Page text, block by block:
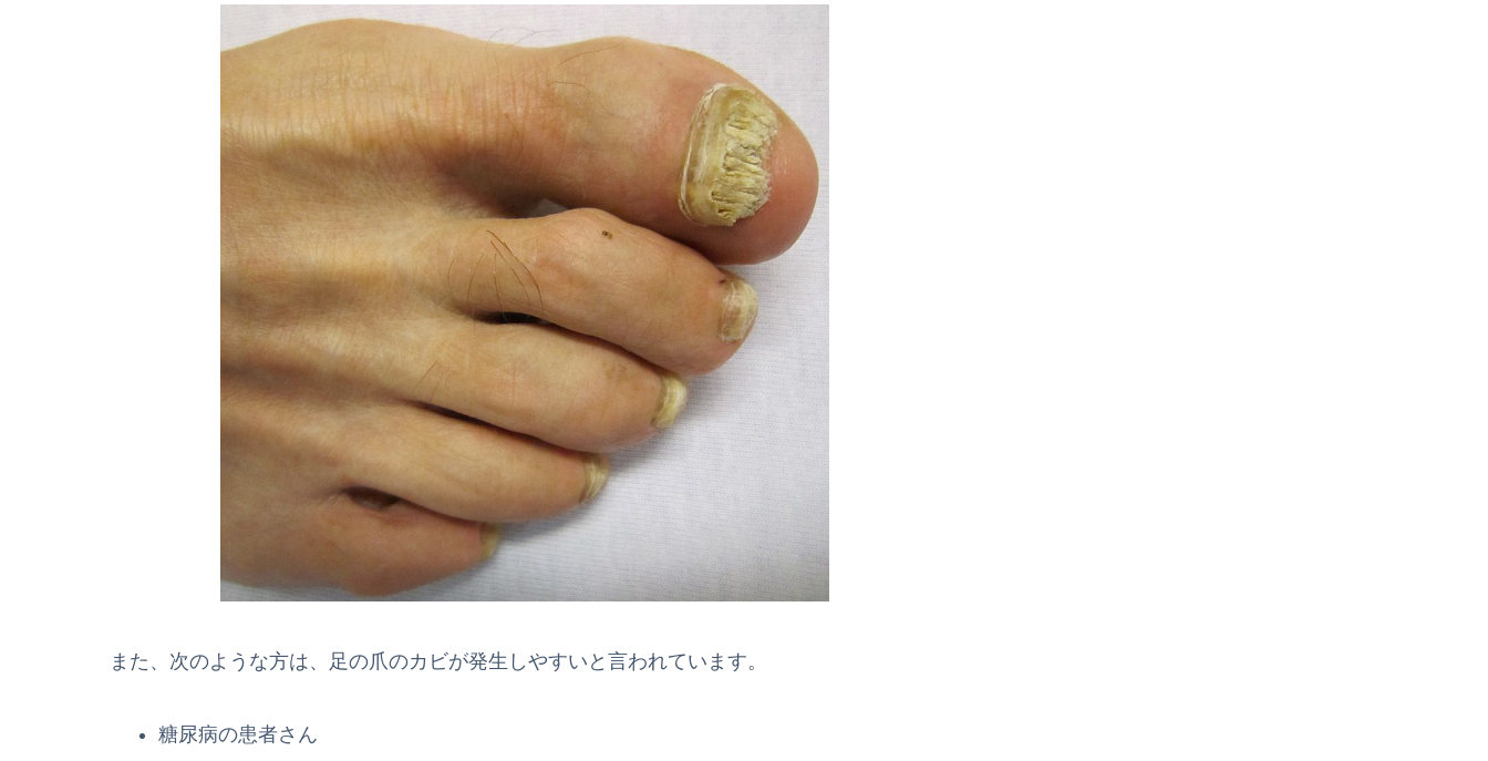
また、次のような方は、足の爪のカビが発生しやすいと言われています。
糖尿病の患者さん